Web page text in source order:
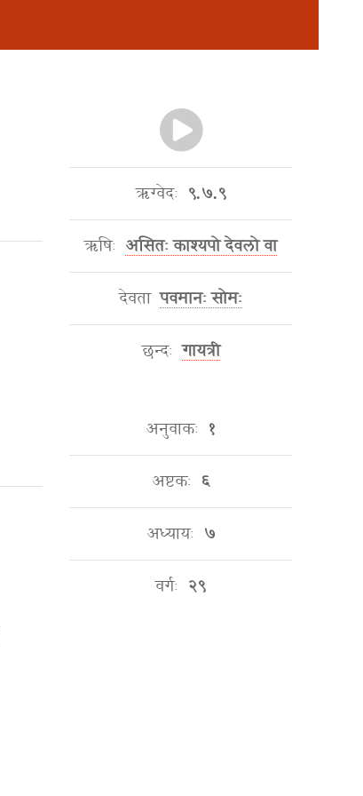
ऋग्वेदः ९.७.९
ऋषिः असितः काश्यपो देवलो वा
देवता पवमानः सोमः
छन्दः गायत्री
अनुवाकः १
अष्टकः ६
अध्यायः ७
वर्गः २९